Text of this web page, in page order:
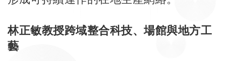
林正敏教授跨域整合科技、場館與地方工
藝